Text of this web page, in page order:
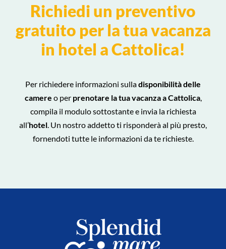
Richiedi un preventivo
gratuito per la tua vacanza
in hotel a Cattolica!
Per richiedere informazioni sulladisponibilità delle
camere o per prenotare la tua vacanza a Cattolica,
compila il modulo sottostante e invia la richiesta
all’hotel. Un nostro addetto ti risponderà al più presto,
fornendoti tutte le informazioni da te richieste.